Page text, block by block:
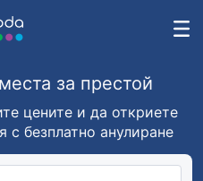
за престой
цените и да откриете
с безплатно анулиране